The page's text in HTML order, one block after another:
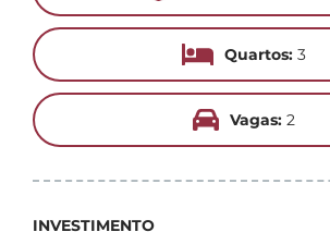
Quartos:3
Vagas:2
INVESTIMENTO